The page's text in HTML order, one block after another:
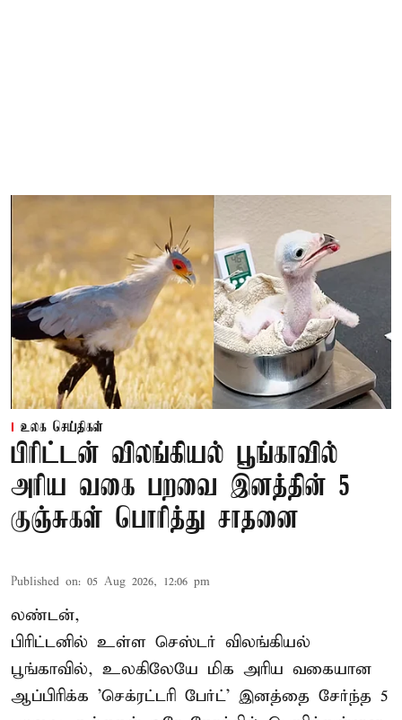
உலக செய்திகள்
பிரிட்டன் விலங்கியல் பூங்காவில்
அரிய வகை பறவை இனத்தின் 5
குஞ்சுகள் பொரித்து சாதனை
Published on: 05 Aug 2026, 12:06 pm
லண்டன்,
பிரிட்டனில் உள்ள செஸ்டர் விலங்கியல்
பூங்காவில், உலகிலேயே மிக அரிய வகையான
ஆப்பிரிக்க 'செக்ரட்டரி பேர்ட்' இனத்தை சேர்ந்த 5